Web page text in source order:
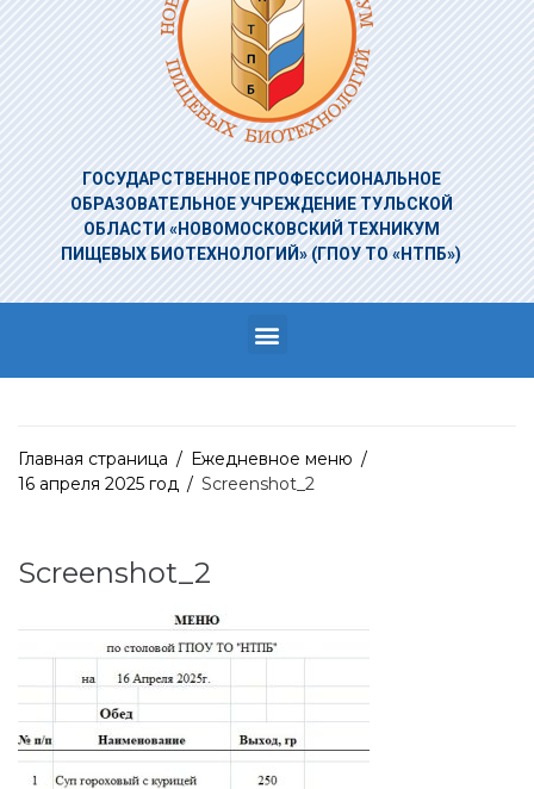
ГОСУДАРСТВЕННОЕ ПРОФЕССИОНАЛЬНОЕ
ОБРАЗОВАТЕЛЬНОЕ УЧРЕЖДЕНИЕТУЛЬСКОЙ
ОБЛАСТИ «НОВОМОСКОВСКИЙ ТЕХНИКУМ
ПИЩЕВЫХ БИОТЕХНОЛОГИЙ» (ГПОУ ТО «НТПБ»)
Главная страница / Ежедневное меню /
16 апреля 2025 год / Screenshot_2
Screenshot_2